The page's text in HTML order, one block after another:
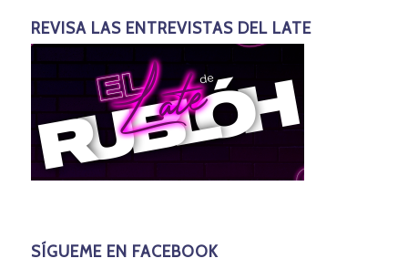
REVISA LAS ENTREVISTAS DEL LATE
SÍGUEME EN FACEBOOK